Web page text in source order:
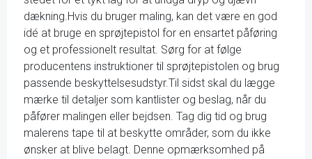
dækning.Hvis du bruger maling, kan det være en god
idé at bruge en sprøjtepistol for en ensartet påføring
og et professionelt resultat. Sørg for at følge
producentens instruktioner til sprøjtepistolen og brug
passende beskyttelsesudstyr.Til sidst skal du lægge
mærke til detaljer som kantlister og beslag, når du
påfører malingen eller bejdsen. Tag dig tid og brug
malerens tape til at beskytte områder, som du ikke
ønsker at blive belagt. Denne opmærksomhed på